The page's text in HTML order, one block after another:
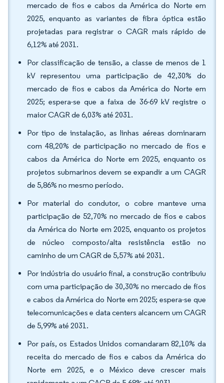
mercado de fios e cabos da América do Norte em
2025, enquanto as variantes de fibra óptica estão
projetadas para registrar o CAGR mais rápido de
6,12% até 2031.
Por classificação de tensão, a classe de menos de 1
kV representou uma participação de 42,30% do
mercado de fios e cabos da América do Norte em
2025; espera-se que a faixa de 36-69 kV registre o
maior CAGR de 6,03% até 2031.
Por tipo de instalação, as linhas aéreas dominaram
com 48,20% de participação no mercado de fios e
cabos da América do Norte em 2025, enquanto os
projetos submarinos devem se expandir a um CAGR
de 5,86% no mesmo período.
Por material do condutor, o cobre manteve uma
participação de 52,70% no mercado de fios e cabos
da América do Norte em 2025, enquanto os projetos
de núcleo composto/alta resistência estão no
caminho de um CAGR de 5,57% até 2031.
Por indústria do usuário final, a construção contribuiu
com uma participação de 30,30% no mercado de fios
e cabos da América do Norte em 2025; espera-se que
telecomunicações e data centers alcancem um CAGR
de 5,99% até 2031.
Por país, os Estados Unidos comandaram 82,10% da
receita do mercado de fios e cabos da América do
Norte em 2025, e o México deve crescer mais